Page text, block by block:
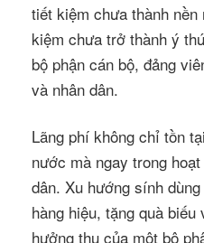
tiết kiệm chưa thành
kiệm chưa trở thành ý
bộ phận cán bộ, đảng
và nhân dân.
Lãng phí không chỉ tồn
nước mà ngay trong
dân. Xu hướng sính
hàng hiệu, tặng quà
hưởng thụ của một bộ